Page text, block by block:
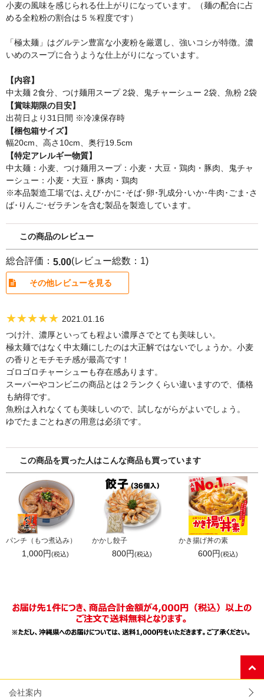
小麦の風味を感じられる仕上がりになっています。（麺の配合に占
める全粒粉の割合は５％程度です）
「極太麺」はグルテン豊富な小麦粉を厳選し、強いコシが特徴。濃
いめのスープに合うような仕上がりになっています。
【内容】
中太麺 2食分、つけ麺用スープ 2袋、鬼チャーシュー 2袋、魚粉 2袋
【賞味期限の目安】
出荷日より31日間 ※冷凍保存時
【梱包箱サイズ】
幅20cm、高さ10cm、奥行19.5cm
【特定アレルギー物質】
中太麺：小麦、つけ麺用スープ：小麦・大豆・鶏肉・豚肉、鬼チャ
ーシュー：小麦・大豆・豚肉・鶏肉
※本品製造工場では､えび･かに･そば･卵･乳成分･いか･牛肉･ごま･さ
ば･りんご･ゼラチンを含む製品を製造しています。
この商品のレビュー
総合評価： 5.00(レビュー総数：1)
その他レビューを見る
★★★★★ 2021.01.16
つけ汁、濃厚といっても程よい濃厚さでとても美味しい。
極太麺ではなく中太麺にしたのは大正解ではないでしょうか。小麦
の香りとモチモチ感が最高です！
ゴロゴロチャーシューも存在感あります。
スーパーやコンビニの商品とは２ランクくらい違いますので、価格
も納得です。
魚粉は入れなくても美味しいので、試しながらがよいでしょう。
ゆでたまごとねぎの用意は必須です。
この商品を買った人はこんな商品も買っています
パンチ（もつ煮込み）
1,000円(税込)
かかし餃子
800円(税込)
かき揚げ丼の素
600円(税込)
会社案内